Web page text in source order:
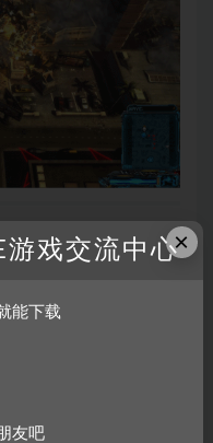
用来互相争斗的，但
整个城市都将被摧
×
游戏交流中心
能下载
友吧